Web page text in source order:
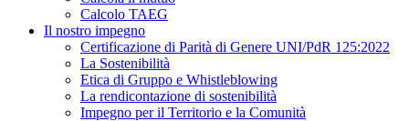
Calcolo TAEG
Il nostro impegno
Certificazione di Parità di Genere UNI/PdR 125:2022
La Sostenibilità
Etica di Gruppo e Whistleblowing
La rendicontazione di sostenibilità
Impegno per il Territorio e la Comunità